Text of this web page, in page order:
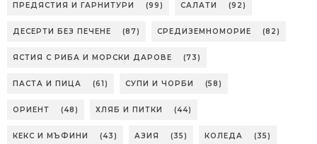
ПРЕДЯСТИЯ И ГАРНИТУРИ (99) САЛАТИ (92)
ДЕСЕРТИ БЕЗ ПЕЧЕНЕ (87) СРЕДИЗЕМНОМОРИЕ (82)
ЯСТИЯ С РИБА И МОРСКИ ДАРОВЕ (73)
ПАСТА И ПИЦА (61) СУПИ И ЧОРБИ (58)
ОРИЕНТ (48) ХЛЯБ И ПИТКИ (44)
КЕКС И МЪФИНИ (43) АЗИЯ (35) КОЛЕДА (35)